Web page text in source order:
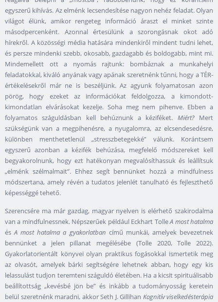
egyszerű kihívás. Az elménk lecsendesítése nagyon nehéz feladat. Olyan
világot élünk, amikor rengeteg információ áraszt el minket szinte
másodpercenként. Azonnal értesülünk a szorongásnak okot adó
hírekről. A közösségi média hatására mindenkiről mindent tudni lehet,
és persze mindenki szebb, okosabb, gazdagabb és boldogabb, mint mi.
Mindemellett ott a nyomás rajtunk: bombáznak a munkahelyi
feladatokkal, kiváló anyának vagy apának szeretnénk tűnni, hogy a TÉR-
értékelésekről már ne is beszéljünk. Az agyunk folyamatosan azon
pörög, hogy ezeket az információkat feldolgozza, a kimondott-
kimondatlan elvárásokat kezelje. Soha meg nem pihenve. Ebben a
folyamatos száguldásban kell behúznunk a kéziféket. Miért? Mert
szükségünk van a megpihenésre, a nyugalomra, az elcsendesedésre,
különben menthetetlenül „stresszbetegekké” válunk. Korántsem
egyszerű azonban a kézifék behúzása, megfelelő módszereket kell
begyakorolnunk, hogy ezt hatékonyan megvalósíthassuk és leállítsuk
„elménk szélmalmait”. Ehhez segít bennünket hozzá a mindfulness
módszertana, amely révén a tudatos jelenlét tanulható és fejleszthető
képességgé tehető.
Szerencsére ma már gazdag, magyar nyelven is elérhető szakirodalma
van a mindfulnessnek. Népszerűek például Eckhart TolleA most hatalma
ésA most hatalma a gyakorlatban című munkái, amelyek bevezetnek
bennünket a jelen pillanat megélésébe (Tolle 2020, Tolle 2022).
Gyakorlatorientált könyvei olyan praktikus fogásokkal ismertetik meg
az olvasót, amelyek bárki segítségére lehetnek abban, hogy egy kis
lelassulást tudjon teremteni száguldó életében. Ha a kicsit spirituálisabb
beállítottság „kevésbé jön be” és inkább a tudományosság keretein
belül szeretnénk maradni, akkor Seth J. Gillihan Kognitív viselkedésterápia